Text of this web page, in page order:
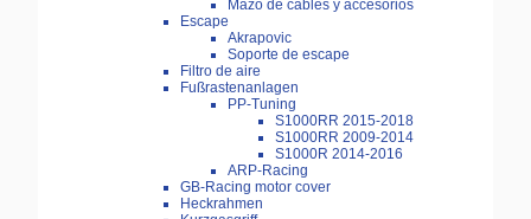
Mazo de cables y accesorios
Escape
Akrapovic
Soporte de escape
Filtro de aire
Fußrastenanlagen
PP-Tuning
S1000RR 2015-2018
S1000RR 2009-2014
S1000R 2014-2016
ARP-Racing
GB-Racing motor cover
Heckrahmen